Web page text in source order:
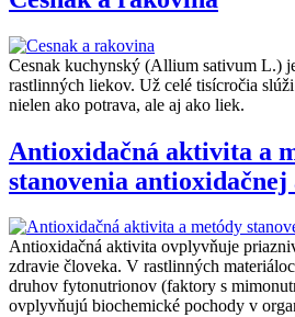
Cesnak kuchynský (Allium sativum L.)
rastlinných liekov. Už celé tisícročia
nielen ako potrava, ale aj ako liek.
Antioxidačná aktivita a
stanovenia
Antioxidačná aktivita ovplyvňuje
zdravie človeka. V rastlinných
druhov fytonutrionov (faktory s
ovplyvňujú biochemické pochody v